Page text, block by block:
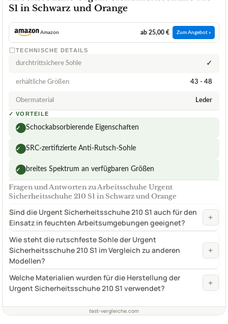
S1 in Schwarz und Orange
Amazon ab 25,00 € Zum Angebot »
TECHNISCHE DETAILS
durchtrittsichere Sohle ✓
erhältliche Größen 43 - 48
Obermaterial Leder
✓ VORTEILE
✓ Schockabsorbierende Eigenschaften
✓ SRC-zertifizierte Anti-Rutsch-Sohle
✓ breites Spektrum an verfügbaren Größen
Fragen und Antworten zu Arbeitsschuhe Urgent
Sicherheitsschuhe 210 S1 in Schwarz und Orange
Sind die Urgent Sicherheitsschuhe 210 S1 auch für den
Einsatz in feuchten Arbeitsumgebungen geeignet?
+
Wie steht die rutschfeste Sohle der Urgent
Sicherheitsschuhe 210 S1 im Vergleich zu anderen
Modellen?
+
Welche Materialien wurden für die Herstellung der
Urgent Sicherheitsschuhe 210 S1 verwendet?
+
test-vergleiche.com